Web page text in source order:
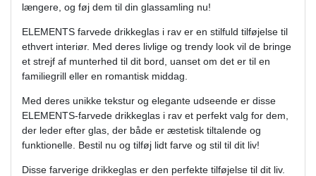
længere, og føj dem til din glassamling nu!
ELEMENTS farvede drikkeglas i rav er en stilfuld tilføjelse til
ethvert interiør. Med deres livlige og trendy look vil de bringe
et strejf af munterhed til dit bord, uanset om det er til en
familiegrill eller en romantisk middag.
Med deres unikke tekstur og elegante udseende er disse
ELEMENTS-farvede drikkeglas i rav et perfekt valg for dem,
der leder efter glas, der både er æstetisk tiltalende og
funktionelle. Bestil nu og tilføj lidt farve og stil til dit liv!
Disse farverige drikkeglas er den perfekte tilføjelse til dit liv.